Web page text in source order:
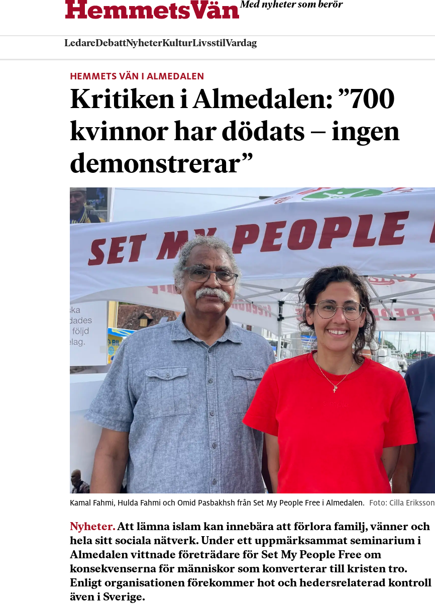
Med nyheter som berör
LedareDebattNyheterKulturLivsstilVardag
HEMMETS VÄN I ALMEDALEN
Kritiken i Almedalen: ”700
kvinnor har dödats – ingen
demonstrerar”
Kamal Fahmi, Hulda Fahmi och Omid Pasbakhsh från Set My People Free i Almedalen. Cilla Eriksson
Nyheter.Att lämna islam kan innebära att förlora familj, vänner och
hela sitt sociala nätverk. Under ett uppmärksammat seminarium i
Almedalen vittnade företrädare för Set My People Free om
konsekvenserna för människor som konverterar till kristen tro.
Enligt organisationen förekommer hot och hedersrelaterad kontroll
även i Sverige.